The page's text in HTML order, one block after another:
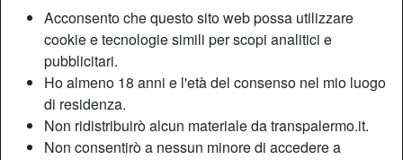
Acconsento che questo sito web possa utilizzare
cookie e tecnologie simili per scopi analitici e
pubblicitari.
Ho almeno 18 anni e l'età del consenso nel mio luogo
di residenza.
Non ridistribuirò alcun materiale da transpalermo.it.
Non consentirò a nessun minore di accedere a
Età:
34
Paese:
Italia
Provincia:
Sesso:
Shemale
Sessualità:
Relazione:
Single